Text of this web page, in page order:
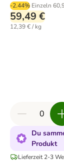
-2.44% Einzeln
59,49 €
12,39 € / kg
Du
Produkt
Lieferzeit 2-3